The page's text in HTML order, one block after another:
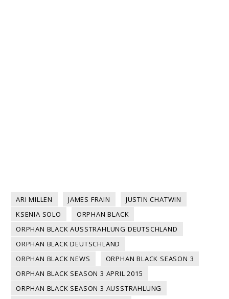
ARI MILLEN JAMES FRAIN
JUSTIN CHATWIN
KSENIA SOLO
ORPHAN BLACK
ORPHAN BLACK AUSSTRAHLUNG DEUTSCHLAND
ORPHAN BLACK DEUTSCHLAND
ORPHAN BLACK NEWS
ORPHAN BLACK SEASON 3
ORPHAN BLACK SEASON 3 APRIL 2015
ORPHAN BLACK SEASON 3 AUSSTRAHLUNG